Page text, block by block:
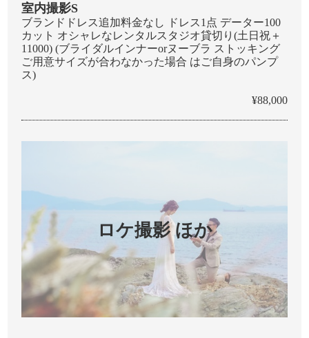
室内撮影S
ブランドドレス追加料金なし ドレス1点 データー100
カット オシャレなレンタルスタジオ貸切り(土日祝＋
11000) (ブライダルインナーorヌーブラ ストッキング
ご用意サイズが合わなかった場合 はご自身のパンプ
ス)
¥88,000
ロケ撮影 ほか